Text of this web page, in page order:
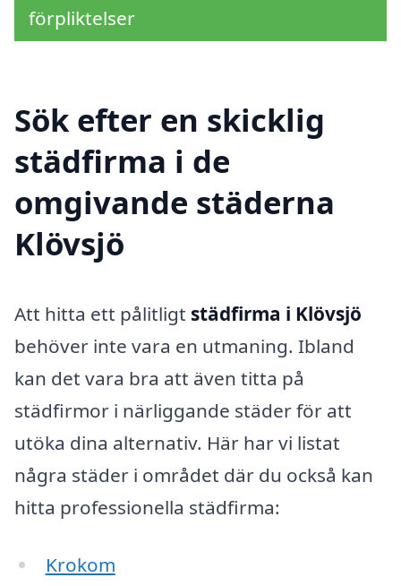
förpliktelser
Sök efter en skicklig
städfirma i de
omgivande städerna
Klövsjö
Att hitta ett pålitligt städfirma i Klövsjö
behöver inte vara en utmaning. Ibland
kan det vara bra att även titta på
städfirmor i närliggande städer för att
utöka dina alternativ. Här har vi listat
några städer i området där du också kan
hitta professionella städfirma:
Krokom